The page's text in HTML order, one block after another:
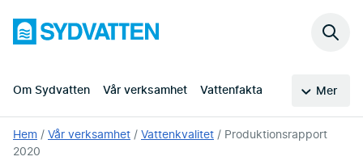
huvudinnehållet
Sydvatten
Om Sydvatten Vår verksamhet Vattenfakta Mer
Sök
Du
är
Hem Vår verksamhet Vattenkvalitet
Produktionsrapport
2020